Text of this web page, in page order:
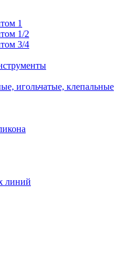
1
1/2
3/4
игольчатые, клепальные
линий